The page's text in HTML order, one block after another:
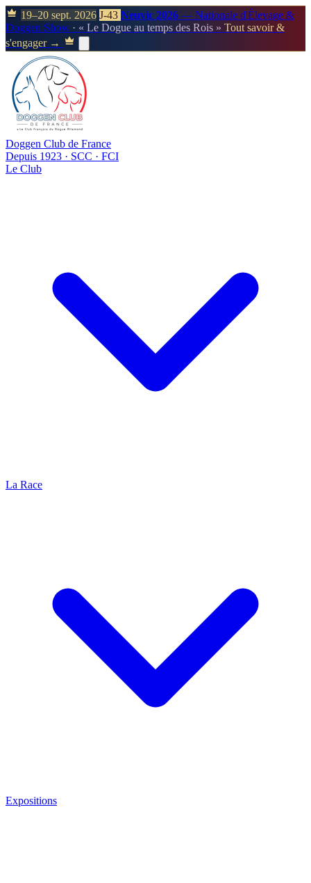
19–20 sept. 2026 J-43 Neuvic 2026 — Nationale d'Élevage &
Doggen Show · « Le Dogue au temps des Rois » Tout savoir &
s'engager →
Doggen Club de France
Depuis 1923 · SCC · FCI
Le Club
La Race
Expositions